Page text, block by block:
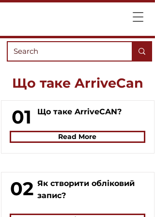
Що таке ArriveCan
01 Що таке ArriveCAN?
Read More
02 Як створити обліковий
запис?